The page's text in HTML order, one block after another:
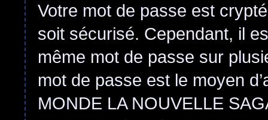
Votre mot de passe est
soit sécurisé. Cependant, il
même mot de passe sur
mot de passe est le moyen
MONDE LA NOUVELLE